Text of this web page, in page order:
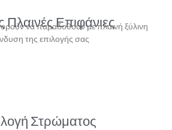
Πλαινές Επιφάνιες
να παραδοθούν με πλαινή ξύλινη
της επιλογής σας
Στρώματος